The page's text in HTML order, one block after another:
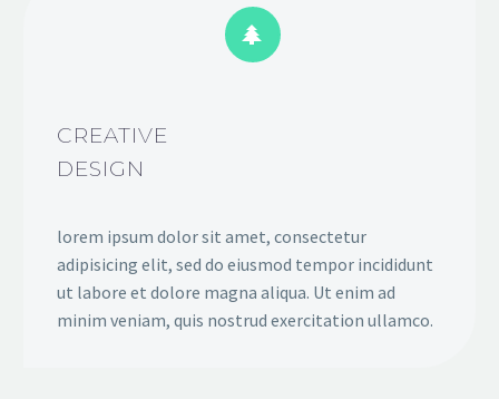


CREATIVE
DESIGN
lorem ipsum dolor sit amet, consectetur
adipisicing elit, sed do eiusmod tempor incididunt
ut labore et dolore magna aliqua. Ut enim ad
minim veniam, quis nostrud exercitation ullamco.